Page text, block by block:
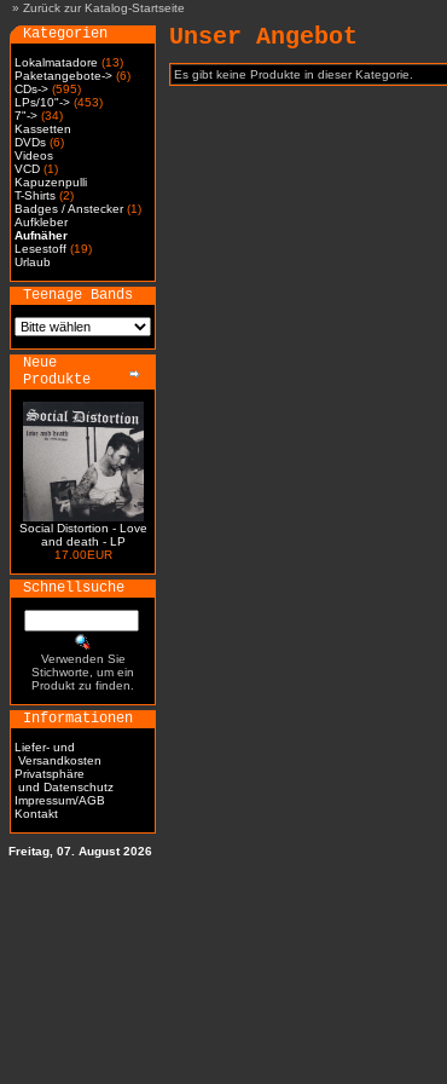
» Zurück zur Katalog-Startseite
Kategorien
Lokalmatadore (13)
Paketangebote-> (6)
CDs-> (595)
LPs/10"-> (453)
7"-> (34)
Kassetten
DVDs (6)
Videos
VCD (1)
Kapuzenpulli
T-Shirts (2)
Badges / Anstecker(1)
Aufkleber
Aufnäher
Lesestoff (19)
Urlaub
Teenage Bands
Neue
Produkte
Social Distortion - Love
and death - LP
17.00EUR
Schnellsuche
Verwenden Sie
Stichworte, um ein
Produkt zu finden.
Informationen
Liefer- und
Versandkosten
Privatsphäre
und Datenschutz
Impressum/AGB
Kontakt
Unser Angebot
Es gibt keine Produkte in dieser Kategorie.
Freitag, 07. August 2026